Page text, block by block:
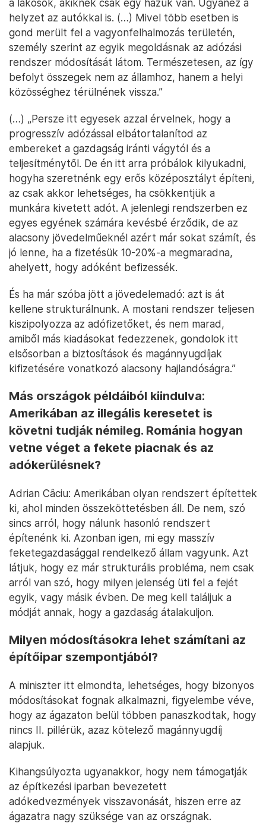
a lakosok, akiknek csak egy házuk van. Ugyanez a
helyzet az autókkal is. (…) Mivel több esetben is
gond merült fel a vagyonfelhalmozás területén,
személy szerint az egyik megoldásnak az adózási
rendszer módosítását látom. Természetesen, az így
befolyt összegek nem az államhoz, hanem a helyi
közösséghez térülnének vissza.”
(…) „Persze itt egyesek azzal érvelnek, hogy a
progresszív adózással elbátortalanítod az
embereket a gazdagság iránti vágytól és a
teljesítménytől. De én itt arra próbálok kilyukadni,
hogyha szeretnénk egy erős középosztályt építeni,
az csak akkor lehetséges, ha csökkentjük a
munkára kivetett adót. A jelenlegi rendszerben ez
egyes egyének számára kevésbé érződik, de az
alacsony jövedelműeknél azért már sokat számít, és
jó lenne, ha a fizetésük 10-20%-a megmaradna,
ahelyett, hogy adóként befizessék.
És ha már szóba jött a jövedelemadó: azt is át
kellene strukturálnunk. A mostani rendszer teljesen
kiszipolyozza az adófizetőket, és nem marad,
amiből más kiadásokat fedezzenek, gondolok itt
elsősorban a biztosítások és magánnyugdíjak
kifizetésére vonatkozó alacsony hajlandóságra.”
Más országok példáiból kiindulva:
Amerikában az illegális keresetet is
követni tudják némileg. Románia hogyan
vetne véget a fekete piacnak és az
adókerülésnek?
Adrian Câciu: Amerikában olyan rendszert építettek
ki, ahol minden összeköttetésben áll. De nem, szó
sincs arról, hogy nálunk hasonló rendszert
építenénk ki. Azonban igen, mi egy masszív
feketegazdasággal rendelkező állam vagyunk. Azt
látjuk, hogy ez már strukturális probléma, nem csak
arról van szó, hogy milyen jelenség üti fel a fejét
egyik, vagy másik évben. De meg kell találjuk a
módját annak, hogy a gazdaság átalakuljon.
Milyen módosításokra lehet számítani az
építőipar szempontjából?
A miniszter itt elmondta, lehetséges, hogy bizonyos
módosításokat fognak alkalmazni, figyelembe véve,
hogy az ágazaton belül többen panaszkodtak, hogy
nincs II. pillérük, azaz kötelező magánnyugdíj
alapjuk.
Kihangsúlyozta ugyanakkor, hogy nem támogatják
az építkezési iparban bevezetett
adókedvezmények visszavonását, hiszen erre az
ágazatra nagy szüksége van az országnak.